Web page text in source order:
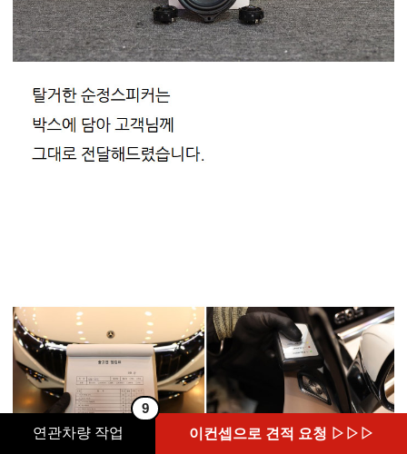
연관차량 작업
9
이컨셉으로 견적 요청 ▷▷▷